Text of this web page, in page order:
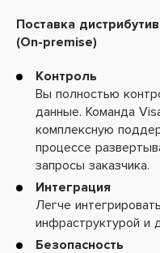
Поставка
(On-premise)
Контроль
Вы полностью
данные. Команда
комплексную
процессе
запросы заказчика.
Интеграция
Легче
инфраструктурой и
Безопасность